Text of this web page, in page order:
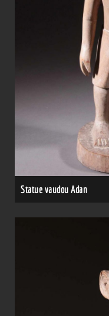
Statue vaudou Adan